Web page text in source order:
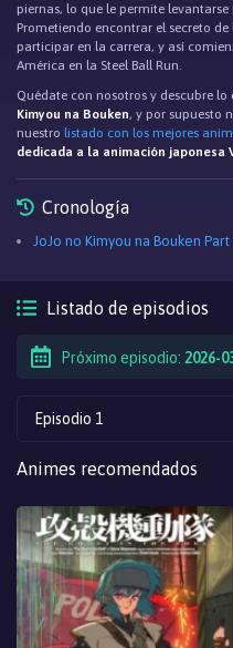
piernas, lo que le permite
Prometiendo encontrar el secreto
participar en la carrera, y así
América en la Steel Ball Run.
Quédate con nosotros y descubre lo
Kimyou na Bouken, y por supuesto
nuestro listado con los mejores
dedicada a la animación japonesa
Cronología
JoJo no Kimyou na Bouken
Listado de episodios
Próximo episodio: 2026-
Episodio 1
Animes recomendados